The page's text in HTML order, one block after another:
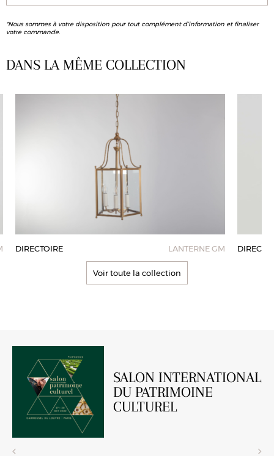
*Nous sommes à votre disposition pour tout complément d’information et finaliser
votre commande.
DANS LA MÊME COLLECTION
DIRECTOIRE LANTERNE GM
Voir toute la collection
SALON INTERNATIONAL
DU PATRIMOINE
CULTUREL